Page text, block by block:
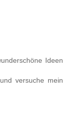
Ideen
versuche mein